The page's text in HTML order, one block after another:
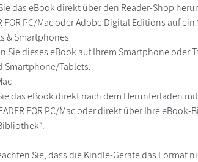
das eBook direkt über den Reader-Shop
FOR PC/Mac oder Adobe Digital Editions auf
& Smartphones
Sie dieses eBook auf Ihrem Smartphone
Smartphone/Tablets.
das eBook direkt nach dem Herunterladen
FOR PC/Mac oder direkt über Ihre
Sie, dass die Kindle-Geräte das